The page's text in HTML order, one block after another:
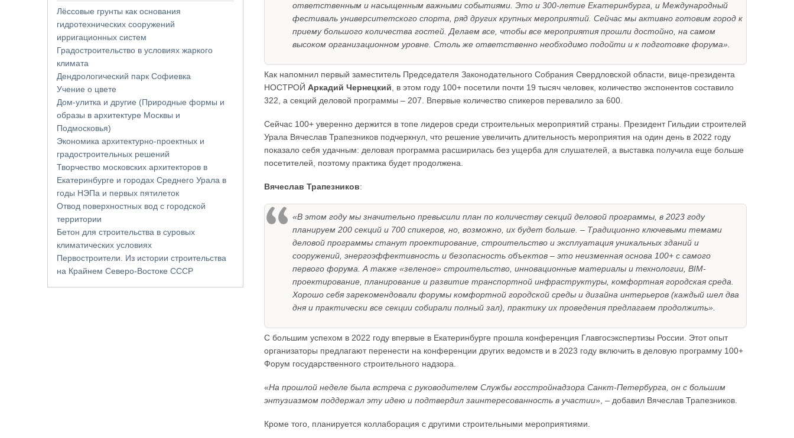
ответственным и насыщенным важными событиями. Это и 300-летие Екатеринбурга, и Международный
фестиваль университетского спорта, ряд других крупных мероприятий. Сейчас мы активно готовим город к
приему большого количества гостей. Делаем все, чтобы все мероприятия прошли достойно, на самом
высоком организационном уровне. Столь же ответственно необходимо подойти и к подготовке форума».
Как напомнил первый заместитель Председателя Законодательного Собрания Свердловской области, вице-президента
НОСТРОЙАркадий Чернецкий , в этом году 100+ посетили почти 19 тысяч человек, количество экспонентов составило
322, а секций деловой программы – 207. Впервые количество спикеров перевалило за 600.
Сейчас 100+ уверенно держится в топе лидеров среди строительных мероприятий страны. Президент Гильдии строителей
Урала Вячеслав Трапезников подчеркнул, что решение увеличить длительность мероприятия на один день в 2022 году
показало себя удачным: деловая программа расширилась без ущерба для слушателей, а выставка получила еще больше
посетителей, поэтому практика будет продолжена.
Вячеслав Трапезников:
«В этом году мы значительно превысили план по количеству секций деловой программы, в 2023 году
планируем 200 секций и 700 спикеров, но, возможно, их будет больше. – Традиционно ключевыми темами
деловой программы станут проектирование, строительство и эксплуатация уникальных зданий и
сооружений, энергоэффективность и безопасность объектов – это неизменная основа 100+ с самого
первого форума. А также «зеленое» строительство, инновационные материалы и технологии, BIM-
проектирование, планирование и развитие транспортной инфраструктуры, комфортная городская среда.
Хорошо себя зарекомендовали форумы комфортной городской среды и дизайна интерьеров (каждый шел два
дня и практически все секции собирали полный зал), практику их проведения предлагаем продолжить».
С большим успехом в 2022 году впервые в Екатеринбурге прошла конференция Главгосэкспертизы России. Этот опыт
организаторы предлагают перенести на конференции других ведомств и в 2023 году включить в деловую программу 100+
Форум государственного строительного надзора.
«На прошлой неделе была встреча с руководителем Службы госстройнадзора Санкт-Петербурга, он с большим
энтузиазмом поддержал эту идею и подтвердил заинтересованность в участии», – добавил Вячеслав Трапезников.
Кроме того, планируется коллаборация с другими строительными мероприятиями.
Лёссовые грунты как основания
гидротехнических сооружений
ирригационных систем
Градостроительство в условиях жаркого
климата
Дендрологический парк Софиевка
Учение о цвете
Дом-улитка и другие (Природные формы и
образы в архитектуре Москвы и
Подмосковья)
Экономика архитектурно-проектных и
градостроительных решений
Творчество московских архитекторов в
Екатеринбурге и городах Среднего Урала в
годы НЭПа и первых пятилеток
Отвод поверхностных вод с городской
территории
Бетон для строительства в суровых
климатических условиях
Первостроители. Из истории строительства
на Крайнем Северо-Востоке СССР